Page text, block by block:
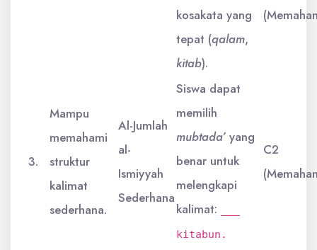
kosakata yang
tepat (qalam,
kitab).
3.
Mampu
memahami
struktur
kalimat
sederhana.
Al-Jumlah
al-
Ismiyyah
Sederhana
Siswa dapat
memilih
mubtada’ yang
benar untuk
melengkapi
kalimat:
kitabun.
C2